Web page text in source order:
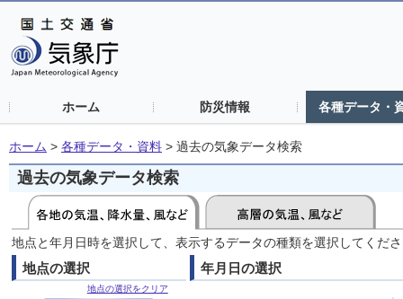
ホーム 防災情報 各種データ・
ホーム > 各種データ・資料 > 過去の気象データ検索
過去の気象データ検索
地点と年月日時を選択して、表示するデータの種類を選択してくだ
地点の選択
地点の選択をクリア
年月日の選択